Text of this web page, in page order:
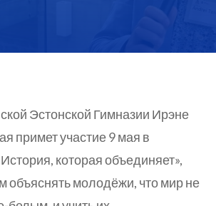
Эстонской Гимназии Ирэне
примет участие 9 мая в
которая объединяет»,
объяснять молодёжи, что мир не